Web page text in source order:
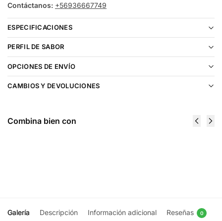
Contáctanos: +56936667749
ESPECIFICACIONES
PERFIL DE SABOR
OPCIONES DE ENVÍO
CAMBIOS Y DEVOLUCIONES
Combina bien con
Galería Descripción Información adicional Reseñas 0